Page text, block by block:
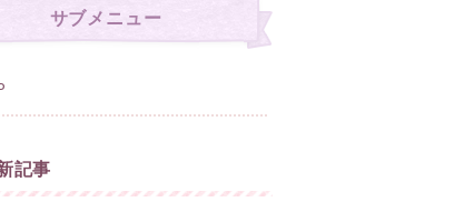
サブメニュー
記事